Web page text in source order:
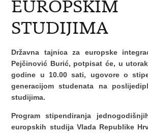
EUROPSKIM
STUDIJIMA
Državna tajnica za europske
Pejčinović Burić, potpisat će, u
godine u 10.00 sati, ugovore o
generacijom studenata na
studijima.
Program stipendiranja
europskih studija Vlada Republike